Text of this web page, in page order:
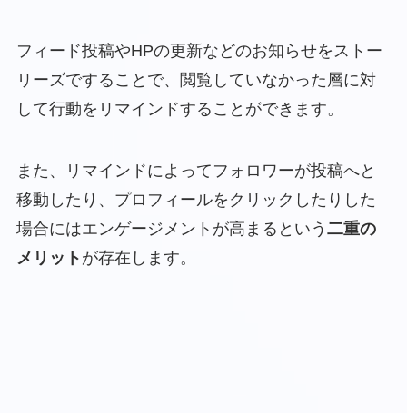
フィード投稿やHPの更新などのお知らせをストー
リーズですることで、閲覧していなかった層に対
して行動をリマインドすることができます。
また、リマインドによってフォロワーが投稿へと
移動したり、プロフィールをクリックしたりした
場合にはエンゲージメントが高まるという 二重の
メリット が存在します。